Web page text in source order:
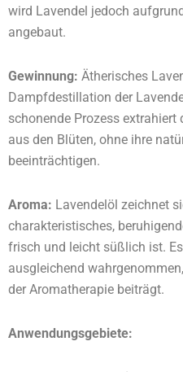
wird Lavendel jedoch
angebaut.
Gewinnung: Ätherisches
Dampfdestillation der
schonende Prozess extrahiert
aus den Blüten, ohne ihre
beeinträchtigen.
Aroma: Lavendelöl zeichnet
charakteristisches,
frisch und leicht süßlich ist.
ausgleichend
der Aromatherapie beiträgt.
Anwendungsgebiete: